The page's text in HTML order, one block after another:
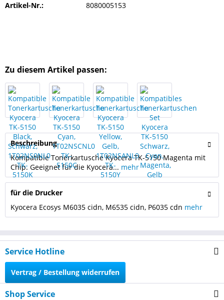
Artikel-Nr.: 8080005153
Zu diesem Artikel passen:
Beschreibung
Kompatible Tonerkartusche Kyocera TK-5150 Magenta mit
Chip. Geeignet für die Kyocera... mehr
für die Drucker
Kyocera Ecosys M6035 cidn, M6535 cidn, P6035 cdn mehr
Service Hotline
Vertrag / Bestellung widerrufen
Shop Service